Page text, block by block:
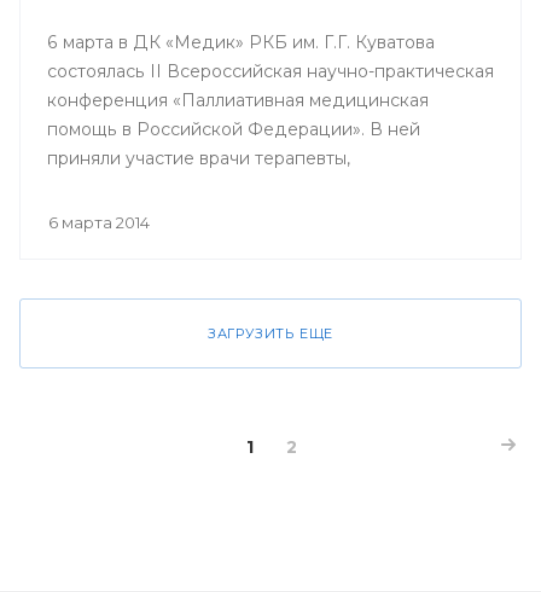
6 марта в ДК «Медик» РКБ им. Г.Г. Куватова
состоялась II Всероссийская научно-практическая
конференция «Паллиативная медицинская
помощь в Российской Федерации». В ней
приняли участие врачи терапевты,
неврологи, онкологи, педиатры, пульмонологи,
профильных кафедр, врачи интерны, курсанты
6 марта 2014
ЗАГРУЗИТЬ ЕЩЕ
1 2